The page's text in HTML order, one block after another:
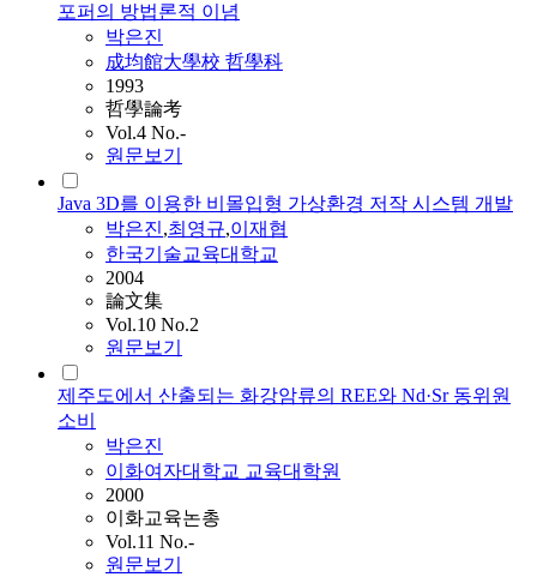
포퍼의 방법론적 이념
박은진
成均館大學校 哲學科
1993
哲學論考
Vol.4 No.-
원문보기
Java 3D를 이용한 비몰입형 가상환경 저작 시스템 개발
박은진,최영규,이재협
한국기술교육대학교
2004
論文集
Vol.10 No.2
원문보기
제주도에서 산출되는 화강암류의 REE와 Nd·Sr 동위원
소비
박은진
이화여자대학교 교육대학원
2000
이화교육논총
Vol.11 No.-
원문보기